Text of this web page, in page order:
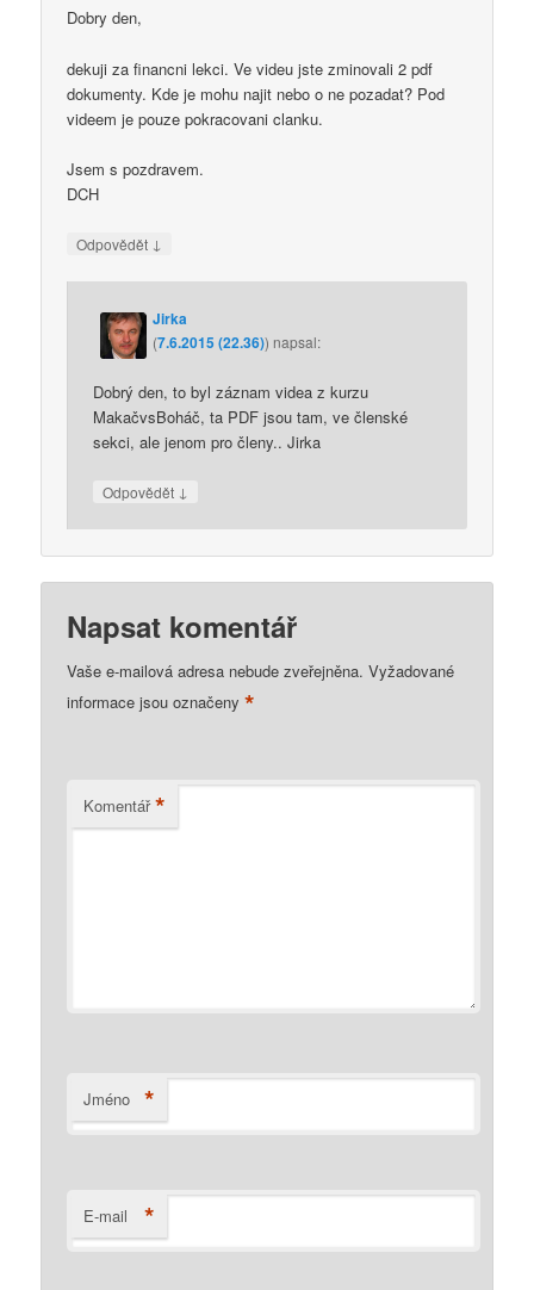
Dobry den,
dekuji za financni lekci. Ve videu jste zminovali 2 pdf
dokumenty. Kde je mohu najit nebo o ne pozadat? Pod
videem je pouze pokracovani clanku.
Jsem s pozdravem.
DCH
Odpovědět ↓
Jirka
(7.6.2015 (22.36)) napsal:
Dobrý den, to byl záznam videa z kurzu
MakačvsBoháč, ta PDF jsou tam, ve členské
sekci, ale jenom pro členy.. Jirka
Odpovědět ↓
Napsat komentář
Vaše e-mailová adresa nebude zveřejněna. Vyžadované
informace jsou označeny*
Komentář *
Jméno *
E-mail *